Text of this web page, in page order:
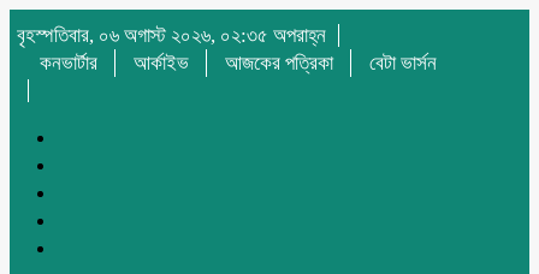
বৃহস্পতিবার, ০৬ অগাস্ট ২০২৬, ০২:৩৫ অপরাহ্ন
কনভার্টার
আর্কাইভ আজকের পত্রিকা বেটা ভার্সন